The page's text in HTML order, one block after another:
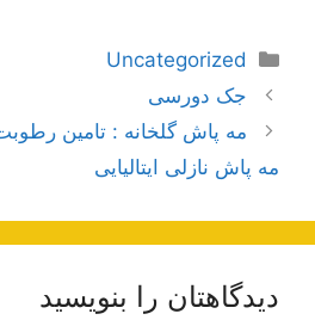
دسته‌ها
Uncategorized
ناوبری
نوشته‌ها
جک دورسی
مه پاش گلخانه : تامین رطوبت
مه پاش نازلی ایتالیایی
دیدگاهتان را بنویسید